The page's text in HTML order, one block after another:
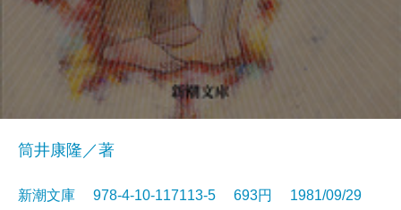
筒井康隆／著
新潮文庫 978-4-10-117113-5 693円 1981/09/29